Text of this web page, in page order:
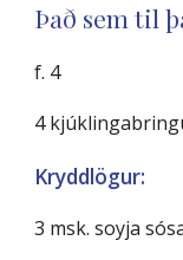
Það sem til
f. 4
4
Kryddlögur:
3 msk. soyja